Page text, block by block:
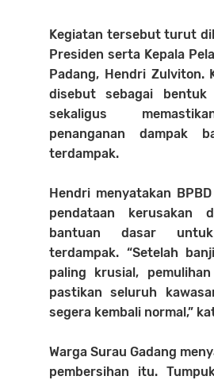
Kegiatan tersebut turut
Presiden serta Kepala
Padang, Hendri Zulviton.
disebut sebagai bentuk
sekaligus
penanganan dampak
terdampak.
Hendri menyatakan
pendataan kerusakan
bantuan dasar
terdampak. “Setelah
paling krusial,
pastikan seluruh
segera kembali normal,”
Warga Surau Gadang
pembersihan itu.